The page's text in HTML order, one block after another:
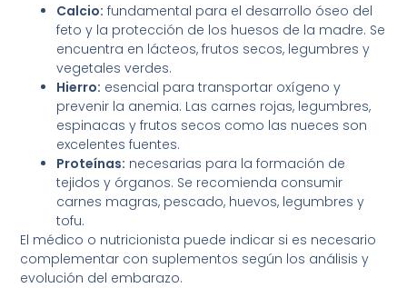
Calcio: fundamental para el desarrollo óseo del
feto y la protección de los huesos de la madre. Se
encuentra en lácteos, frutos secos, legumbres y
vegetales verdes.
Hierro: esencial para transportar oxígeno y
prevenir la anemia. Las carnes rojas, legumbres,
espinacas y frutos secos como las nueces son
excelentes fuentes.
Proteínas: necesarias para la formación de
tejidos y órganos. Se recomienda consumir
carnes magras, pescado, huevos, legumbres y
tofu.
El médico o nutricionista puede indicar si es necesario
complementar con suplementos según los análisis y
evolución del embarazo.